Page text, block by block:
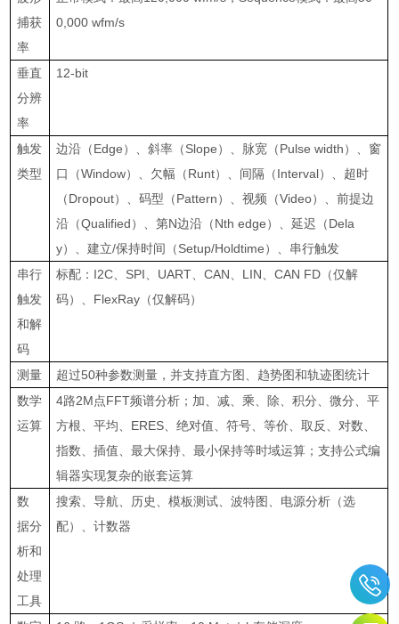
捕获
率
0,000 wfm/s
垂直
分辨
率
12-bit
触发
类型
边沿（Edge）、斜率（Slope）、脉宽（Pulse width）、窗
口（Window）、欠幅（Runt）、间隔（Interval）、超时
（Dropout）、码型（Pattern）、视频（Video）、前提边
沿（Qualified）、第N边沿（Nth edge）、延迟（Dela
y）、建立/保持时间（Setup/Holdtime）、串行触发
串行
触发
和解
码
标配： I2C SPI UART 、CAN LIN 、CAN FD （仅解
码）、 FlexRay （仅解码）
测量 超过50种参数测量，并支持直方图、趋势图和轨迹图统计
数学
运算
4路2M点FFT频谱分析；加、减、乘、除、积分、微分、平
方根、平均、 ERES 、绝对值、符号、等价、取反、对数、
指数、插值、最大保持、最小保持等时域运算；支持公式编
辑器实现复杂的嵌套运算
数
据分
析和
处理
工具
搜索、导航、历史、模板测试、波特图、电源分析（选
配）、计数器